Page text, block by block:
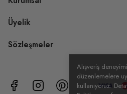
Alışveriş
düzenlemelere
kullanıyoruz.
Üyelik
Sözleşmeler